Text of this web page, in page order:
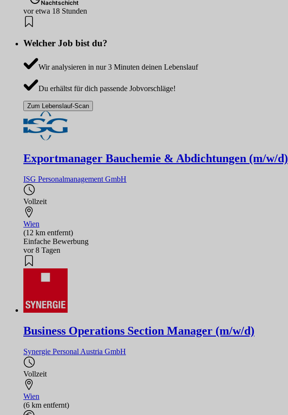
Nachtschicht
vor etwa 18 Stunden
Welcher Job bist du?
Wir analysieren in nur 3 Minuten deinen Lebenslauf
Du erhältst für dich passende Jobvorschläge!
Zum Lebenslauf-Scan
Exportmanager Bauchemie & Abdichtungen (m/w/d)
ISG Personalmanagement GmbH
Vollzeit
Wien
(12 km entfernt)
Einfache Bewerbung
vor 8 Tagen
Business Operations Section Manager (m/w/d)
Synergie Personal Austria GmbH
Vollzeit
Wien
(6 km entfernt)